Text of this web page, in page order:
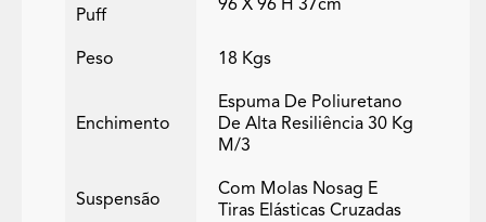
Puff
96 X 96 H 37cm
Peso 18 Kgs
Enchimento
Espuma De Poliuretano
De Alta Resiliência 30 Kg
M/3
Suspensão
Com Molas Nosag E
Tiras Elásticas Cruzadas